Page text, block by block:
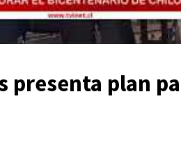
presenta plan